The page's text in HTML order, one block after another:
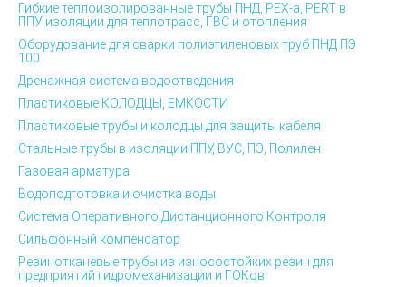
Гибкие теплоизолированные трубы ПНД, PEX-а, PERT в
ППУ изоляции для теплотрасс, ГВС и отопления
Оборудование для сварки полиэтиленовых труб ПНД ПЭ
100
Дренажная система водоотведения
Пластиковые КОЛОДЦЫ, ЕМКОСТИ
Пластиковые трубы и колодцы для защиты кабеля
Стальные трубы в изоляции ППУ, ВУС, ПЭ, Полилен
Газовая арматура
Водоподготовка и очистка воды
Система Оперативного Дистанционного Контроля
Сильфонный компенсатор
Резинотканевые трубы из износостойких резин для
предприятий гидромеханизации и ГОКов